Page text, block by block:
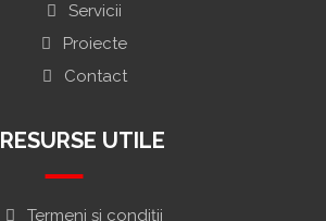
Servicii
Proiecte
Contact
RESURSE UTILE
Termeni și condiții